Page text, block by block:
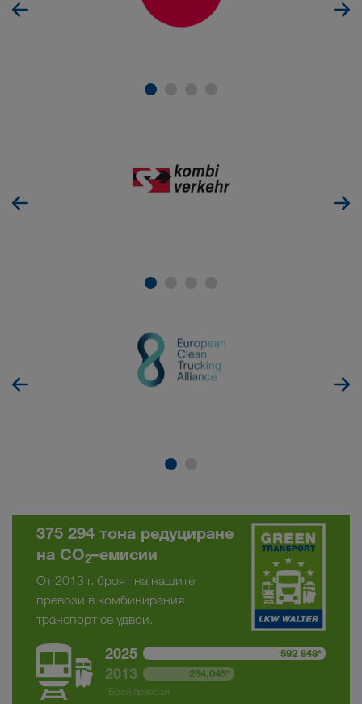
375 294 тона редуциране
на CO2–емисии
От 2013 г. броят на нашите
превози в комбинирания
транспорт се удвои.
2025 592 848*
2013
254,045*
*Брой превози